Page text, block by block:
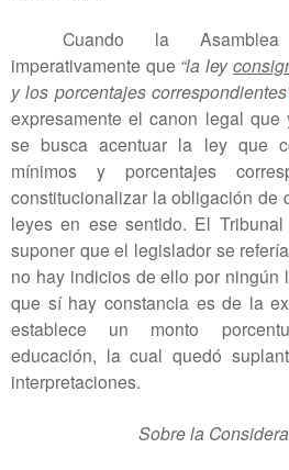
Cuando la Asamblea
imperativamente que “la ley
y los porcentajes
expresamente el canon legal
se busca acentuar la ley que
mínimos y porcentajes
constitucionalizar la obligación de
leyes en ese sentido. El
suponer que el legislador se
no hay indicios de ello por ningún
que sí hay constancia es de la
establece un monto
educación, la cual quedó
interpretaciones.
Sobre la